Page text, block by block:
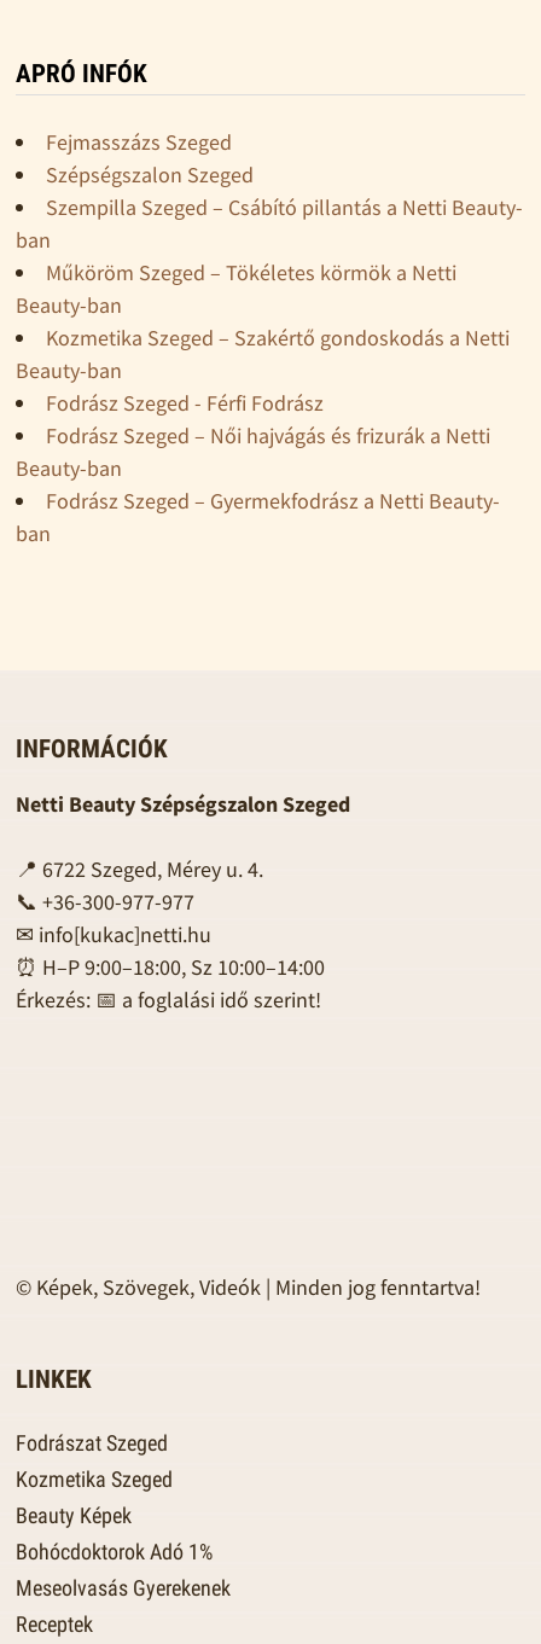
APRÓ INFÓK
Fejmasszázs Szeged
Szépségszalon Szeged
Szempilla Szeged – Csábító pillantás a Netti Beauty-
ban
Műköröm Szeged – Tökéletes körmök a Netti
Beauty-ban
Kozmetika Szeged – Szakértő gondoskodás a Netti
Beauty-ban
Fodrász Szeged - Férfi Fodrász
Fodrász Szeged – Női hajvágás és frizurák a Netti
Beauty-ban
Fodrász Szeged – Gyermekfodrász a Netti Beauty-
ban
INFORMÁCIÓK
Netti Beauty Szépségszalon Szeged
📍 6722 Szeged, Mérey u. 4.
📞 +36-300-977-977
✉ info[kukac]netti.hu
⏰ H–P 9:00–18:00, Sz 10:00–14:00
Érkezés: 📅 a foglalási idő szerint!
© Képek, Szövegek, Videók | Minden jog fenntartva!
LINKEK
Fodrászat Szeged
Kozmetika Szeged
Beauty Képek
Bohócdoktorok Adó 1%
Meseolvasás Gyerekenek
Receptek